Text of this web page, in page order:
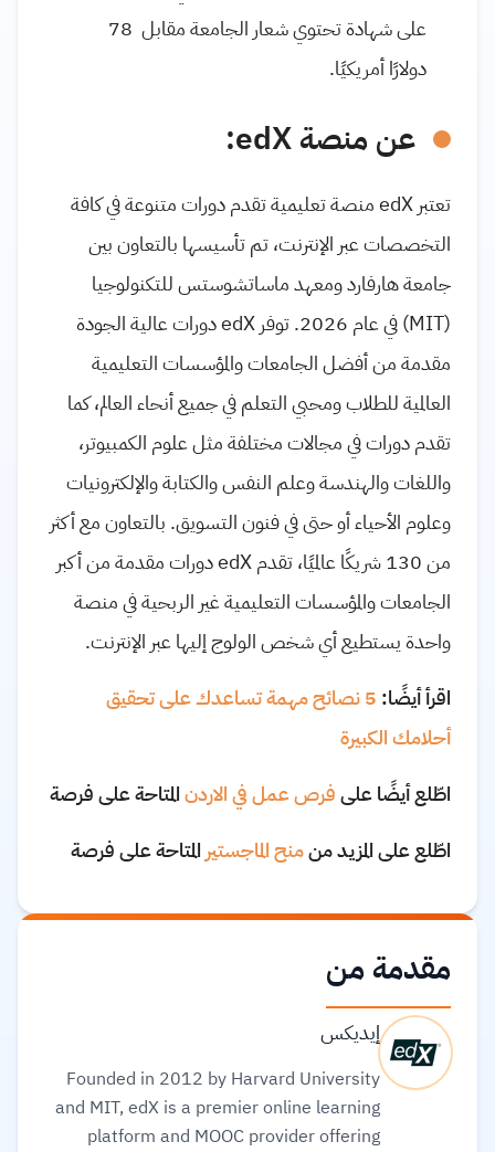
على شهادة تحتوي شعار الجامعة مقابل 78
دولارًا أمريكيًا.
عن منصة edX:
تعتبر edX منصة تعليمية تقدم دورات متنوعة في كافة
التخصصات عبر الإنترنت، تم تأسيسها بالتعاون بين
جامعة هارفارد ومعهد ماساتشوستس للتكنولوجيا
(MIT) في عام 2026. توفر edX دورات عالية الجودة
مقدمة من أفضل الجامعات والمؤسسات التعليمية
العالمية للطلاب ومحبي التعلم في جميع أنحاء العالم، كما
تقدم دورات في مجالات مختلفة مثل علوم الكمبيوتر،
واللغات والهندسة وعلم النفس والكتابة والإلكترونيات
وعلوم الأحياء أو حتى في فنون التسويق. بالتعاون مع أكثر
من 130 شريكًا عالميًا، تقدم edX دورات مقدمة من أكبر
الجامعات والمؤسسات التعليمية غير الربحية في منصة
واحدة يستطيع أي شخص الولوج إليها عبر الإنترنت.
اقرأ أيضًا:
5 نصائح مهمة تساعدك على تحقيق
أحلامك الكبيرة
اطّلع أيضًا علىفرص عمل في الاردنالمتاحة على فرصة
اطّلع على المزيد منمنح الماجستير المتاحة على فرصة
مقدمة من
إيديكس
Founded in 2012 by Harvard University
and MIT, edX is a premier online learning
platform and MOOC provider offering